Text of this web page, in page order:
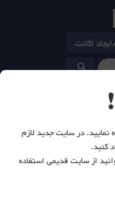
اکانت
نمایید. در سایت جدید لازم
کنید.
از سایت قدیمی استفاده